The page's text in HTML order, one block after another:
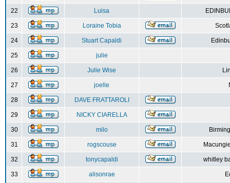
22 Luisa
23 Loraine Tobia
24 Stuart Capaldi
25 julie
26 Julie Wise
27 joelle
28 DAVE FRATTAROLI
29 NICKY CIARELLA
30 milo
31 rogscouse
32 tonycapaldi whitley
33 alisonrae